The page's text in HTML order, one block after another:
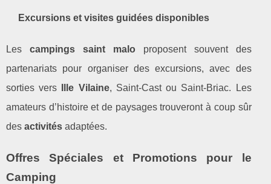
Excursions et visites guidées disponibles
Les campings saint maloproposent souvent des
partenariats pour organiser des excursions, avec des
sorties vers
Ille Vilaine, Saint-Cast ou Saint-Briac. Les
amateurs d’histoire et de paysages trouveront à coup sûr
des activités adaptées.
Offres Spéciales et Promotions pour le
Camping